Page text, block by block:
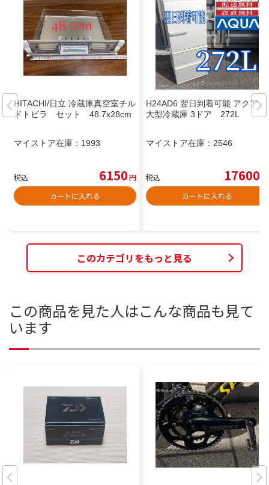
HITACHI/日立 冷蔵庫真空室チル
ドトビラ セット 48.7x28cm
マイストア在庫： 1993
税込 6150円
カートに入れる
H24AD6 翌日到着可能 アクア
大型冷蔵庫 3ドア 272L
マイストア在庫： 2546
税込 17600
カートに入れる
このカテゴリをもっと見る
この商品を見た人はこんな商品も見て
います